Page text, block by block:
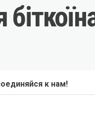
к нам!